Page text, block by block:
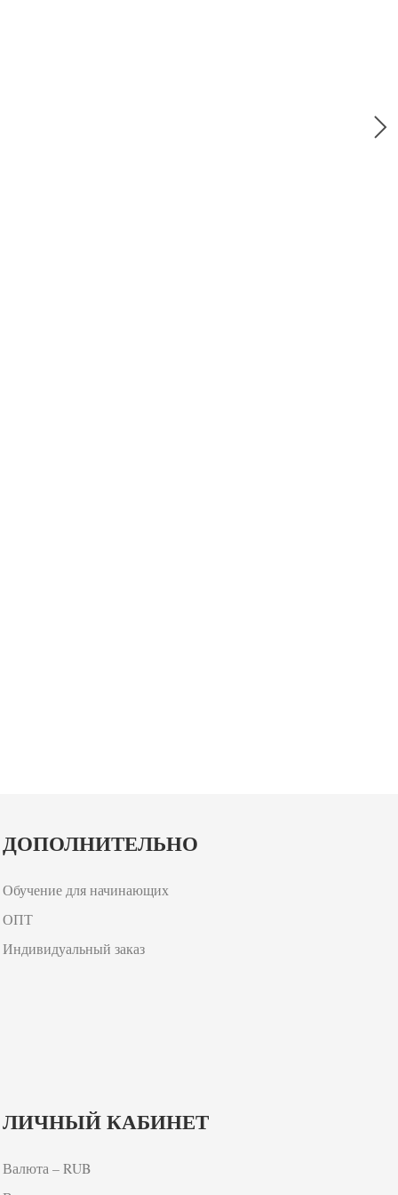
ДОПОЛНИТЕЛЬНО
Обучение для начинающих
ОПТ
Индивидуальный заказ
ЛИЧНЫЙ КАБИНЕТ
Валюта – RUB